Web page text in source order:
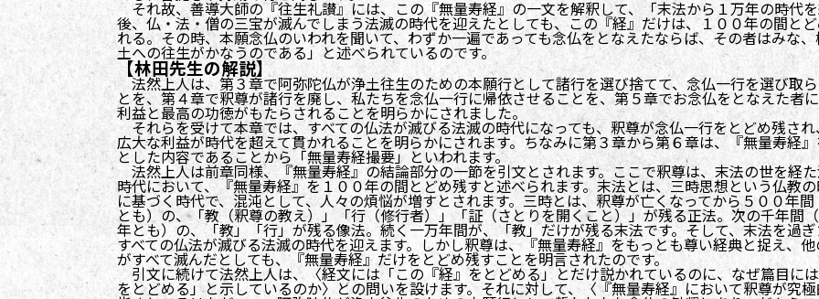
それ故、善導大師の『往生礼讃』には、この『無量寿経』の一文を解釈して、「末法から１万年の時代
後、仏・法・僧の三宝が滅んでしまう法滅の時代を迎えたとしても、この『経』だけは、１００年の間と
れる。その時、本願念仏のいわれを聞いて、わずか一遍であっても念仏をとなえたならば、その者はみな
土への往生がかなうのである」と述べられているのです。
【林田先生の解説】
法然上人は、第３章で阿弥陀仏が浄土往生のための本願行として諸行を選び捨てて、念仏一行を選び取
とを、第４章で釈尊が諸行を廃し、私たちを念仏一行に帰依させることを、第５章でお念仏をとなえた者
利益と最高の功徳がもたらされることを明らかにされました。
それらを受けて本章では、すべての仏法が滅びる法滅の時代になっても、釈尊が念仏一行をとどめ残さ
広大な利益が時代を超えて貫かれることを明らかにされます。ちなみに第３章から第６章は、『無量寿経
とした内容であることから「無量寿経撮要」といわれます。
法然上人は前章同様、『無量寿経』の結論部分の一節を引文とされます。ここで釈尊は、末法の世を経
時代において、『無量寿経』を１００年の間とどめ残すと述べられます。末法とは、三時思想という仏教
に基づく時代で、混沌として、人々の煩悩が増すとされます。三時とは、釈尊が亡くなってから５００年
とも）の、「教（釈尊の教え）」「行（修行者）」「証（さとりを開くこと）」が残る正法。次の千年間
年とも）の、「教」「行」が残る像法。続く一万年間が、「教」だけが残る末法です。そして、末法を過
すべての仏法が滅びる法滅の時代を迎えます。しかし釈尊は、『無量寿経』をもっとも尊い経典と捉え、
がすべて滅んだとしても、『無量寿経』だけをとどめ残すことを明言されたのです。
引文に続けて法然上人は、〈経文には「この『経』をとどめる」とだけ説かれているのに、なぜ篇目に
をとどめる」と示しているのか〉との問いを設けます。それに対して、〈『無量寿経』において釈尊が究